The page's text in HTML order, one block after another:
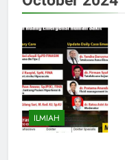
ILMIAH